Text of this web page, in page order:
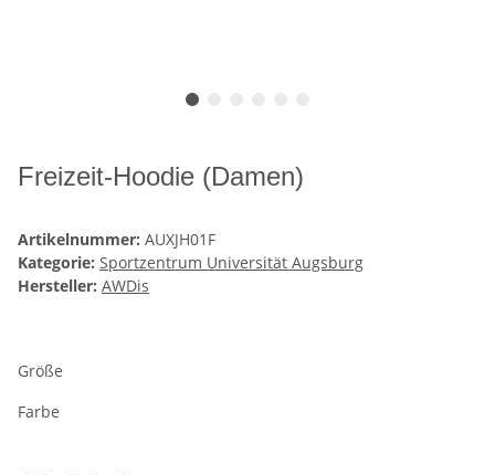
Freizeit-Hoodie (Damen)
Artikelnummer: AUXJH01F
Kategorie: Sportzentrum Universität Augsburg
Hersteller: AWDis
Größe
Farbe